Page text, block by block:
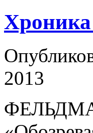
2013